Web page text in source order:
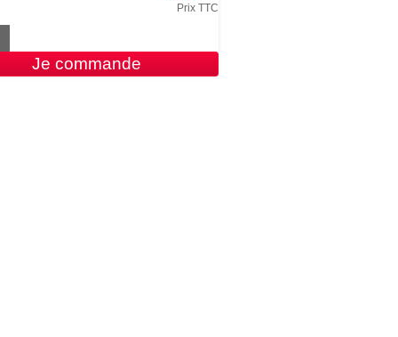
Prix TTC
Je commande